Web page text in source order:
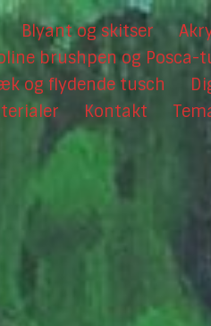
Blyant og skitser
brushpen og Posca-
og flydende tusch
Kontakt